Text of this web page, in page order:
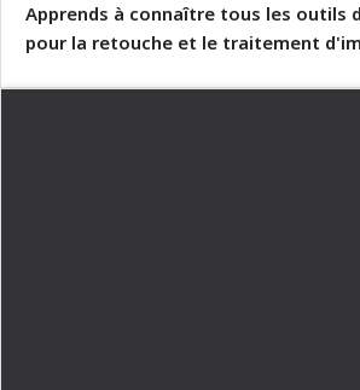
Apprends à connaître tous les outils
pour la retouche et le traitement